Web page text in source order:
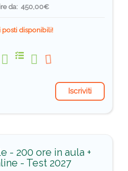
da: 450,00€
disponibili!
Iscriviti
- 200 ore in aula +
- Test 2027